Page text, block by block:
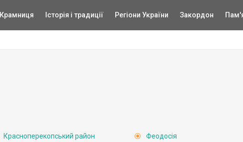
Крамниця Історія і традиції Регіони України Закордон
Красноперекопський район
Феодосія